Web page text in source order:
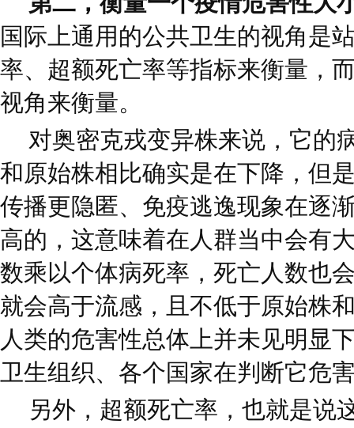
国际上通用的公共卫生的视角是
率、超额死亡率等指标来衡量，
视角来衡量。
对奥密克戎变异株来说，它的
和原始株相比确实是在下降，但
传播更隐匿、免疫逃逸现象在逐
高的，这意味着在人群当中会有
数乘以个体病死率，死亡人数也
就会高于流感，且不低于原始株
人类的危害性总体上并未见明显
卫生组织、各个国家在判断它危
另外，超额死亡率，也就是说